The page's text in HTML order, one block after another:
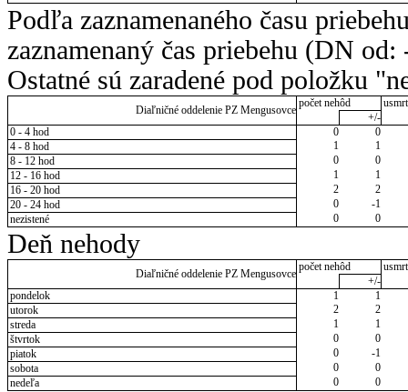
Podľa zaznamenaného času
zaznamenaný čas priebehu (DN
Ostatné sú zaradené pod položku
Diaľničné oddelenie PZ Mengusovce
počet nehôd
+/-
0 - 4 hod
0
0
4 - 8 hod
1
1
8 - 12 hod
0
0
12 - 16 hod
1
1
16 - 20 hod
2
2
20 - 24 hod
0
-1
nezistené
0 0
Deň nehody
Diaľničné oddelenie PZ Mengusovce
počet nehôd
+/-
pondelok
1
1
utorok
2
2
streda
1
1
štvrtok
0
0
piatok
0
-1
sobota
0
0
nedeľa
0 0